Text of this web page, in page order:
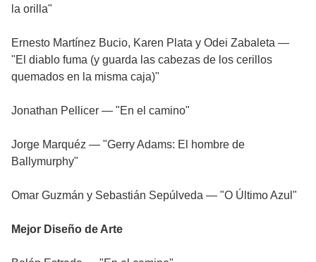
la orilla"
Ernesto Martínez Bucio, Karen Plata y Odei Zabaleta —
"El diablo fuma (y guarda las cabezas de los cerillos
quemados en la misma caja)"
Jonathan Pellicer — "En el camino"
Jorge Marquéz — "Gerry Adams: El hombre de
Ballymurphy"
Omar Guzmán y Sebastián Sepúlveda — "O Último Azul"
Mejor Diseño de Arte